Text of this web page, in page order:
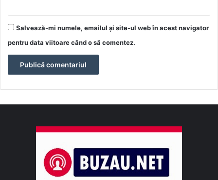
Salvează-mi numele, emailul și site-ul web în acest navigator
pentru data viitoare când o să comentez.